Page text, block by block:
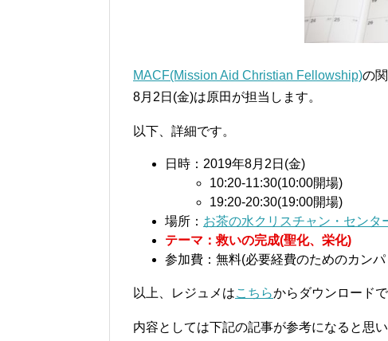
MACF(Mission Aid Christian Fellowship)の
8月2日(金)は原田が担当します。
以下、詳細です。
日時：2019年8月2日(金)
10:20-11:30(10:00開場)
19:20-20:30(19:00開場)
場所： お茶の水クリスチャン・センタ
テーマ：救いの完成(聖化、栄化)
参加費：無料(必要経費のためのカン
以上、レジュメはこちらからダウンロードで
内容としては下記の記事が参考になると思い